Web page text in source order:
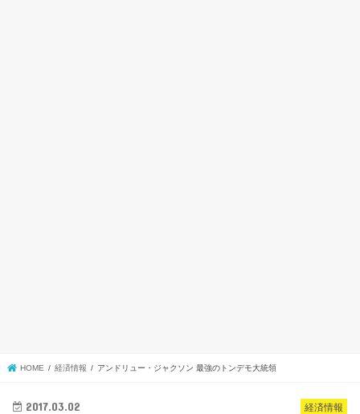
HOME 経済情報 アンドリュー・ジャクソン 最強のトンデモ大統領
経済情報
2017.03.02